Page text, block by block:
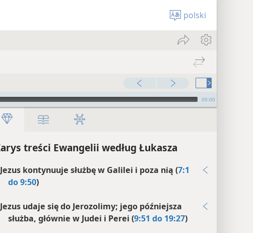
polski
00:00
treści Ewangelii według Łukasza
Jezus kontynuuje służbę w Galilei i poza nią (7:1
do 9:50)
Jezus udaje się do Jerozolimy; jego późniejsza
służba, głównie w Judei i Perei (9:51 do 19:27)